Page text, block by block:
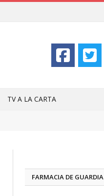
TV A LA CARTA
FARMACIA DE GUARDIA